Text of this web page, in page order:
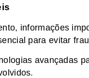
informações
para evitar
avançadas